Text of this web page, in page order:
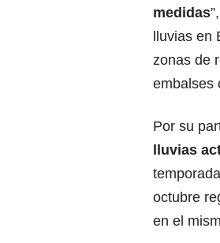
medidas
lluvias
zonas de
embalses
Por su
lluvias
octubre
en el